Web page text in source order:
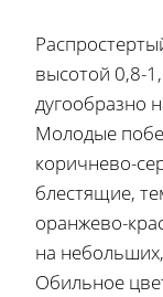
высотой 0,8-
дугообразно
Молодые
коричнево-
блестящие,
оранжево-
на
Обильное